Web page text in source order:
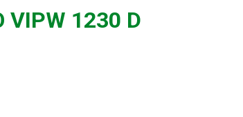
VIPW 1230 D